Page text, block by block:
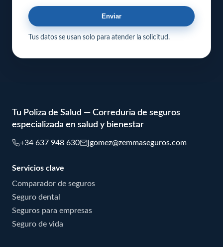
Enviar
Tus datos se usan solo para atender la solicitud.
Tu Poliza de Salud — Correduria de seguros
especializada en salud y bienestar
+34 637 948 630 jgomez@zemmaseguros.com
Servicios clave
Comparador de seguros
Seguro dental
Seguros para empresas
Seguro de vida